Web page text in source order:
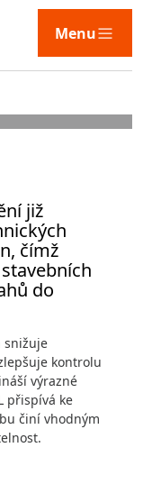
Menu
již
čímž
do
snižuje
kontrolu
výrazné
přispívá ke
činí vhodným